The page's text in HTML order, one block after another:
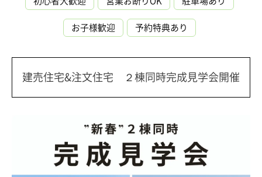
お子様歓迎 予約特典あり
建売住宅&注文住宅 ２棟同時完成見学会開催